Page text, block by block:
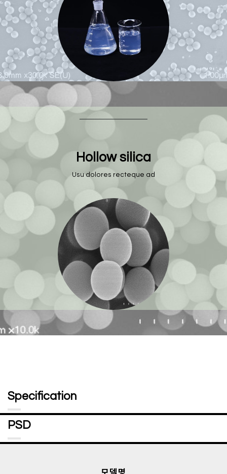
Hollow silica
Usu dolores recteque ad
Specification
PSD